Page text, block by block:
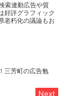
索連動広告や貿
好評グラフィック
老朽化の議論もお
三芳町の広告勉